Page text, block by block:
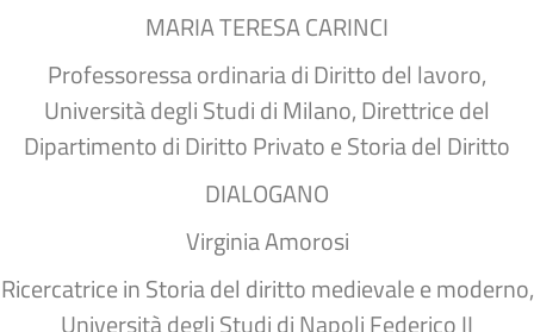
MARIA TERESA CARINCI
Professoressa ordinaria di Diritto del lavoro,
Università degli Studi di Milano, Direttrice del
Dipartimento di Diritto Privato e Storia del Diritto
DIALOGANO
Virginia Amorosi
Ricercatrice in Storia del diritto medievale e moderno,
Università degli Studi di Napoli Federico II